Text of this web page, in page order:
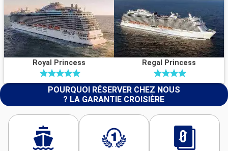
Royal Princess Regal Princess
POURQUOI RÉSERVER CHEZ NOUS
? LA GARANTIE CROISIÈRE